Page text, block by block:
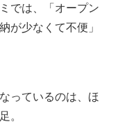
では、「オープン
が少なくて不便」
っているのは、ほ
。